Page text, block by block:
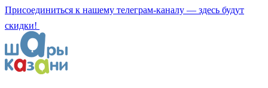
Присоединиться к нашему телеграм-каналу — здесь будут
скидки!